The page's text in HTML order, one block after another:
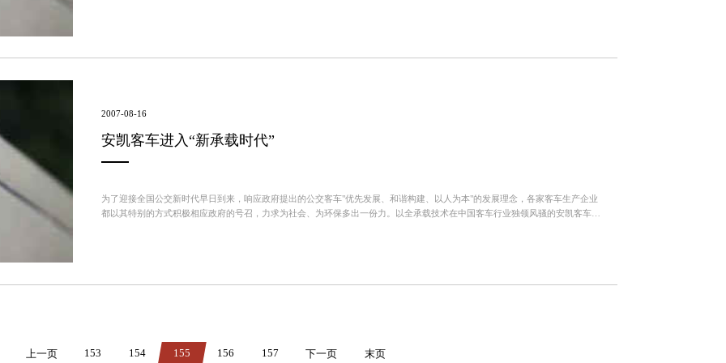
2007-08-16
安凯客车进入“新承载时代”
为了迎接全国公交新时代早日到来，响应政府提出的公交客车"优先发展、和谐构建、以人为本"的发展理念，各家客车生产企业
都以其特别的方式积极相应政府的号召，力求为社会、为环保多出一份力。以全承载技术在中国客车行业独领风骚的安凯客车，
上一页 153 154 155 156 157 下一页 末页